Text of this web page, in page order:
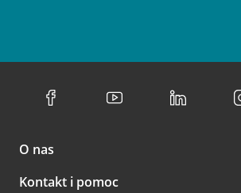
O nas
Kontakt i pomoc